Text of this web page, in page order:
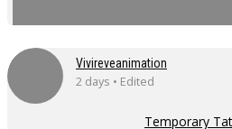
Vivireveanimation
2 days • Edited
Temporary